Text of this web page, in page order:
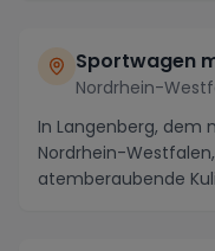
Sportwagen
Nordrhein-
In Langenberg, dem
Nordrhein-
atemberaubende